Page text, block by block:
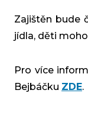
Zajištěn bude
jídla, děti
Pro více
Bejbáčku ZDE.